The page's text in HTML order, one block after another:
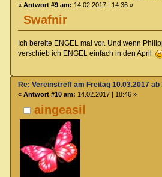
Swafnir
« Antwort #9 am: 14.02.2017 | 14:36 »
Ich bereite ENGEL mal vor. Und wenn
verschieb ich ENGEL einfach in den April
aingeasil
Re: Vereinstreff am Freitag 10.03.2017
« Antwort #10 am: 14.02.2017 | 18:46 »